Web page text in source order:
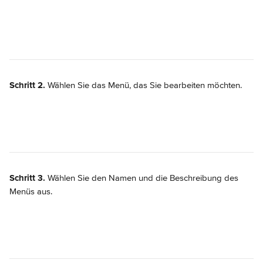
Schritt 2. Wählen Sie das Menü, das Sie bearbeiten möchten.
Schritt 3. Wählen Sie den Namen und die Beschreibung des
Menüs aus.